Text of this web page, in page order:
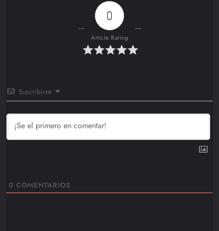
0
Article Rating
Suscribirse
0 COMENTARIOS